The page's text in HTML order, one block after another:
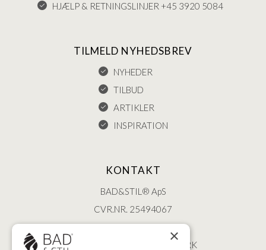
HJÆLP & RETNINGSLINJER +45 3920 5084
TILMELD NYHEDSBREV
NYHEDER
TILBUD
ARTIKLER
INSPIRATION
KONTAKT
BAD&STIL® ApS
CVR.NR. 25494067
ØSTERBROGADE 202
2100 KØBENHAVN • DANMARK
×